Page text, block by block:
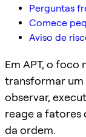
Perguntas
Comece
Aviso de
Em APT, o foco
transformar um
observar,
reage a fatores
da ordem.